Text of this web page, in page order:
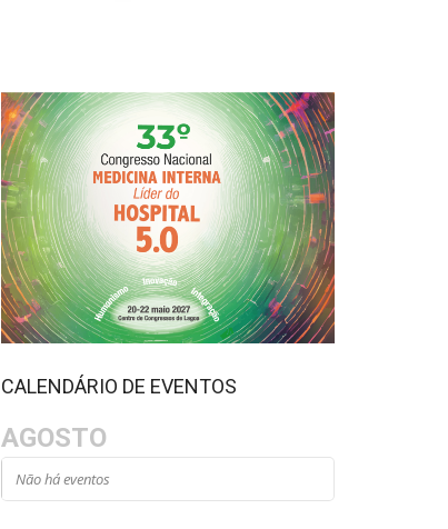
CALENDÁRIO DE EVENTOS
AGOSTO
Não há eventos